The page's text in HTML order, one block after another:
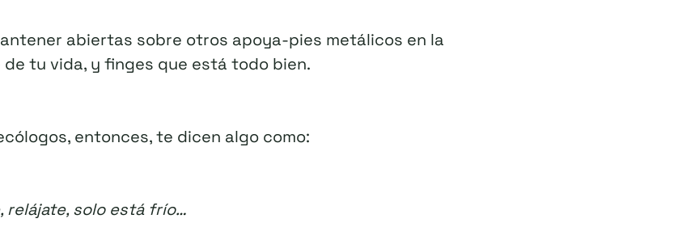
abiertas sobre otros apoya-pies metálicos en la
tu vida, y finges que está todo bien.
entonces, te dicen algo como:
relájate, solo está frío…